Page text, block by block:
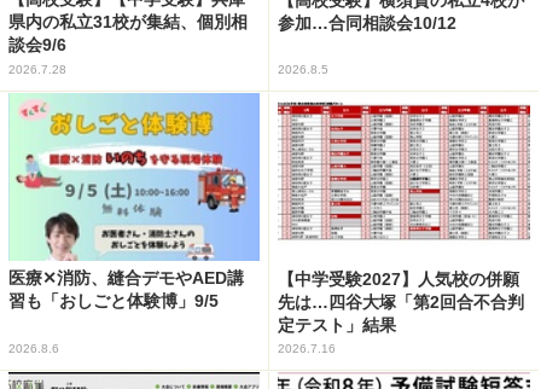
県内の私立31校が集結、個別相
談会9/6
2026.7.28
参加…合同相談会10/12
2026.8.5
医療✕消防、縫合デモやAED講
習も「おしごと体験博」9/5
2026.8.6
【中学受験2027】人気校の併願
先は…四谷大塚「第2回合不合判
定テスト」結果
2026.7.16